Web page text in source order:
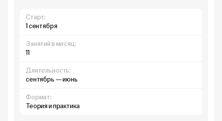
Старт:
1 сентября
Занятий в месяц:
11
Длительность:
сентябрь — июнь
Формат:
Теория и практика